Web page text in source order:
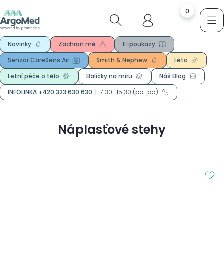
0
Novinky Zachraň mě
E-poukazy
Senzor CareSens Air
Smith & Nephew
Léto
Letní péče o tělo
Balíčky na míru
Náš Blog
INFOLINKA +420 323 630 630 | 7:30–15:30 (po–pá)
Náplasťové stehy